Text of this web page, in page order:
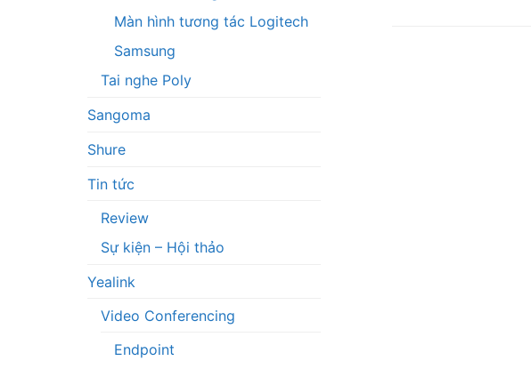
Màn hình tương tác Logitech
Samsung
Tai nghe Poly
Sangoma
Shure
Tin tức
Review
Sự kiện – Hội thảo
Yealink
Video Conferencing
Endpoint